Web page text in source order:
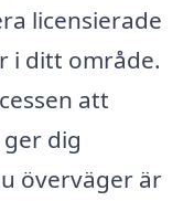
licensierade
i ditt område.
att
dig
överväger är